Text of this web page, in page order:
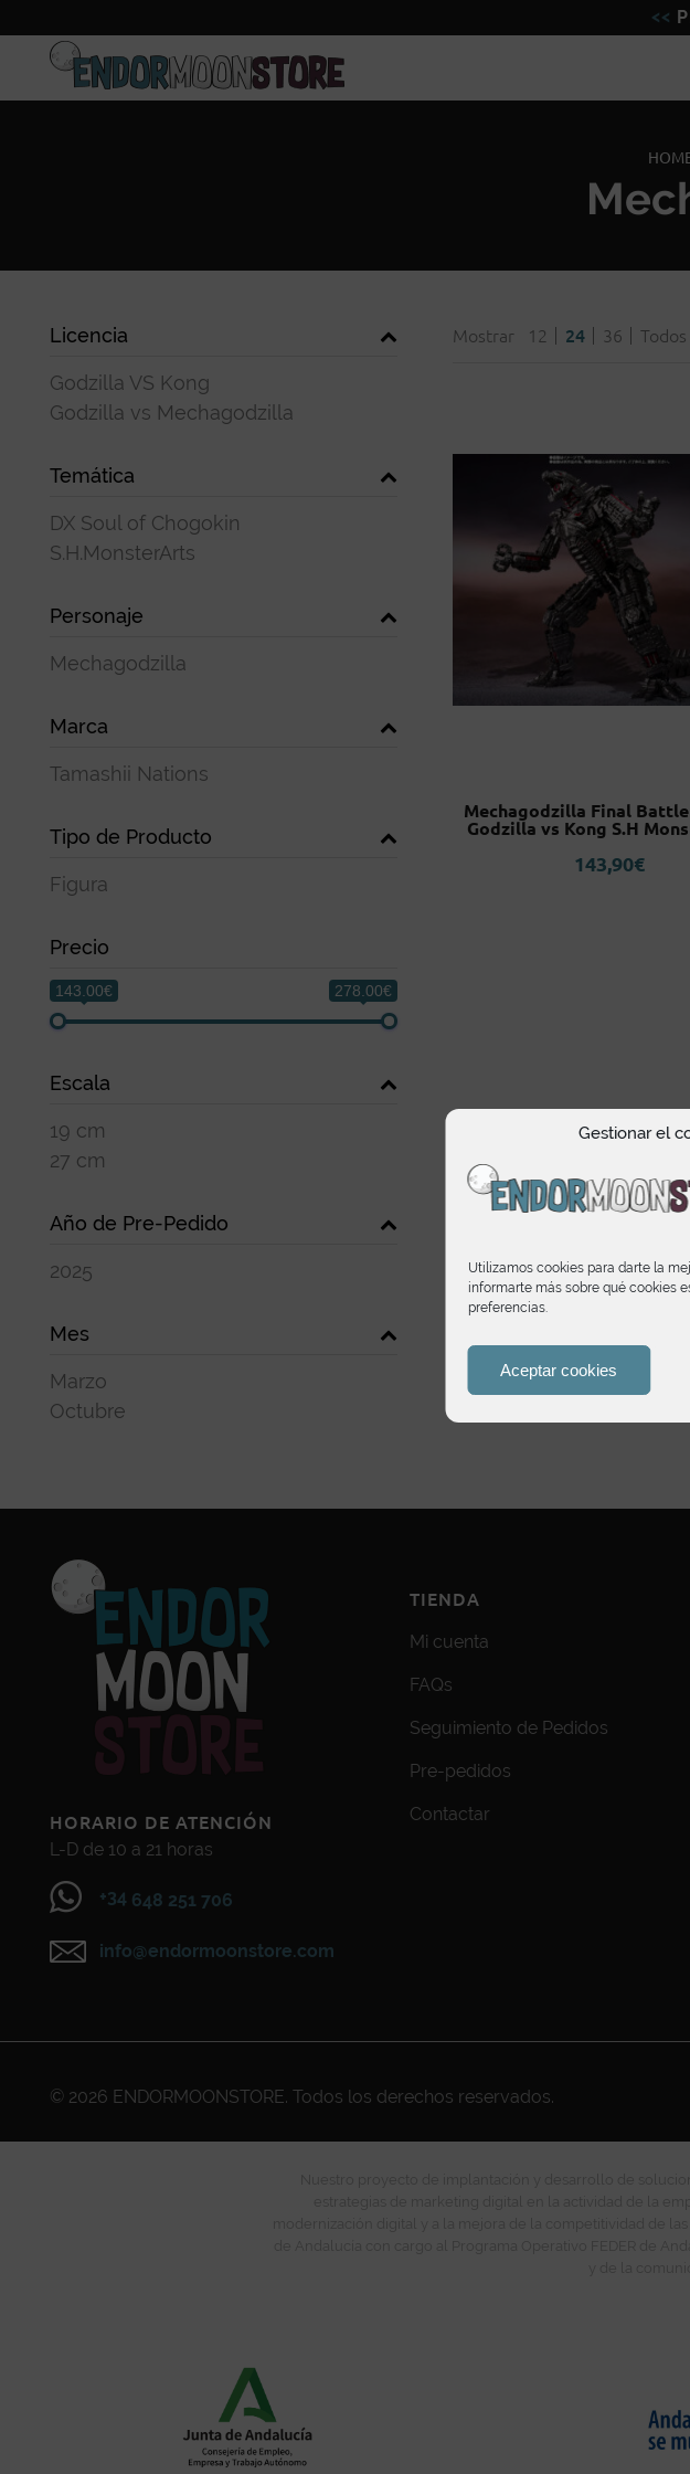
Gestionar el
Utilizamos cookies para darte la
informarte más sobre qué cookies
preferencias.
Aceptar cookies
Inicio Pre-pedidos Figuras
Mostrar 12 24 36 Todos
Mechagodzilla Final
Godzilla vs Kong S.H
143,90€
Licencia
Godzilla VS Kong
Godzilla vs Mechagodzilla
Temática
DX Soul of Chogokin
S.H.MonsterArts
Personaje
Mechagodzilla
Marca
Tamashii Nations
Tipo de Producto
Figura
Precio
143.00€ 278.00€
Escala
19 cm
27 cm
Año de Pre-Pedido
2025
Mes
Marzo
Octubre
HORARIO DE ATENCIÓN
L-D de 10 a 21 horas
+34 648 251 706
info@endormoonstore.com
TIENDA
Mi cuenta
FAQs
Seguimiento de Pedidos
Pre-pedidos
Contactar
© 2026 ENDORMOONSTORE. Todos los derechos reservados.